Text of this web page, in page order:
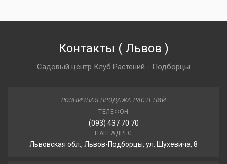
Контакты ( Львов )
Садовый центр Клуб Растений - Подборцы
РОЗНИЧНАЯ ПРОДАЖА РАСТЕНИЙ
ТЕЛЕФОН
(093) 437 70 70
НАШ АДРЕС
Львовская обл., Львов-Подборцы, ул. Шухевича, 8